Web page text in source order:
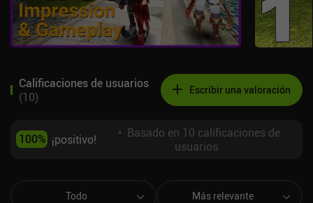
Calificaciones de usuarios
(10) Escribir una valoración
100% ¡positivo! • Basado en 10 calificaciones de
usuarios
Todo Más relevante